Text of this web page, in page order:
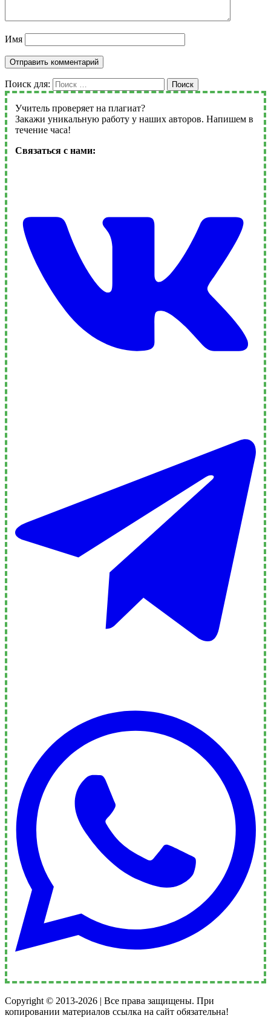
Имя
Поиск для: Поиск
Учитель проверяет на плагиат?
Закажи уникальную работу у наших авторов. Напишем в
течение часа!
Связаться с нами:
Copyright © 2013-2026 | Все права защищены. При
копировании материалов ссылка на сайт обязательна!